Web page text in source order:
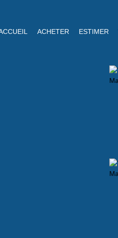
ACHETER ESTIMER